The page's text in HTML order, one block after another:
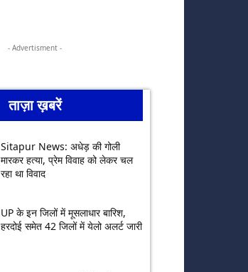
- Advertisment -
ताज़ा ख़बरें
Sitapur News: अधेड़ की गोली
मारकर हत्या, प्रेम विवाह को लेकर चल
रहा था विवाद
UP के इन जिलों में मूसलाधार बारिश,
हरदोई समेत 42 जिलों में येलो अलर्ट जारी